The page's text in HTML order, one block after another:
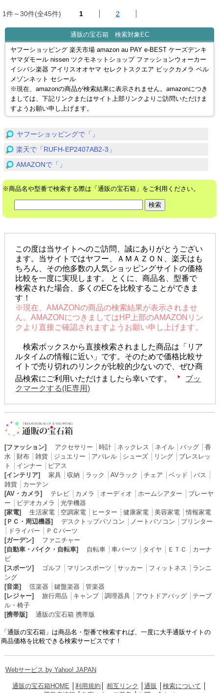
1件～30件(全45件) 1 2
通販の宝石箱 検索対象EC
ヤフーショッピング 楽天市場 amazon au PAY e-BEST ケーズデンキ
ヤマダモール nissen ツクモネットショップ ファッションウォーカー
イシバシ楽器 アイリスオオヤマ セレクトスクエア ビックカメラ ベル
メゾンネット セシール
※現在、amazonの商品が検索結果に表示されません。amazonにつき
ましては、下記リンクまたはサイト上部リンクよりご訪問いただけま
すようお願い申し上げます。
ヤフーショッピングで「」
楽天で「RUFH-EP2407AB2-3」
AMAZONで「」
※商品名や型番で検索する際は「通販の宝石箱」をご利用ください。
この度は当サイトへのご訪問、誠にありがとうござい
ます。当サイトではヤフー、ＡＭＡＺＯＮ、楽天はも
ちろん、その他多数の人気ショッピングサイトの価格
比較を一度に実現します。 とくに、商品名、型番で
検索された場合、多くのECを比較することができま
す！
※現在、AMAZONの商品の検索結果が表示されませ
ん。AMAZONにつきましてはHP上部のAMAZONリン
クより直接ご確認されますようお願い申し上げます。
検索ボックスから直接検索されました商品は「リア
ルタイムの情報に近い」です。そのためで価格比較サ
イトで売り切れのリンクが比較的少ないので、ぜひ商
品検索にご利用いただけましたら幸いです。
ブッ
クマークする(IE専用)
[ファッション] アクセサリー 時計│ ネックレス ネイル│ バッグ│ 香
水
財布│ 雑貨│ ジュエリー アパレル│ シューズ│ リング│ ブレスレッ
ト
インナー
ピアス
[インテリア]
家具│ 収納 ラック AVラック チェア ベッド バス
雑貨│ カーテン
[AV・カメラ]
テレビ│ カメラ オーディオ ホームシアター
プレーヤ
ー
ビデオカメラ
光学機器
[家電]
生活家電│ 空調家電│ ヒーター 健康家電│ 美容家電│情報家電
[ＰＣ・周辺機器]
デスクトップパソコン ノートパソコン
プリンター
ドライバー
ＰＣパーツ
[ガーデン]
ファニチャー
[自動車・バイク・自転車]
自転車│ 車パーツ タイヤ ＥＴＣ
カーナ
ビ
[スポーツ]
ゴルフ マリンスポーツ サッカー フィットネス
ランニ
ング
[音楽]
弦楽器 鍵盤楽器
管楽器
[レジャー]
旅行用品 キャンプ│ 調理器具│ アウトドアバッグ│ テーブ
ル・椅子
[携帯版]
通販の宝石箱 携帯版
「通販の宝石箱」は商品名・型番で検索すれば、一度に大手通販サイトの
商品価格を比較できる検索サービスです！
Webサービス by Yahoo! JAPAN
通販の宝石箱HOME 利用規約 相互リンク 通販 検索について